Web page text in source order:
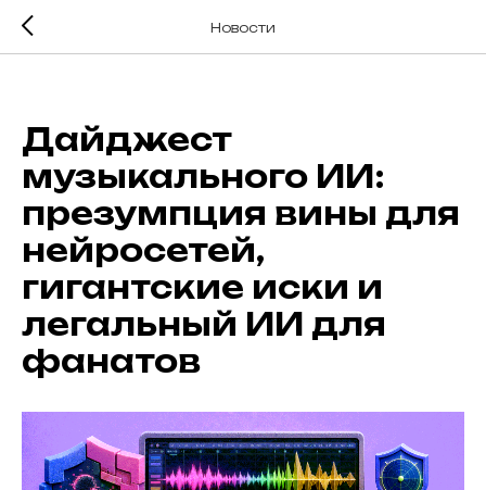
Новости
Дайджест
музыкального ИИ:
презумпция вины для
нейросетей,
гигантские иски и
легальный ИИ для
фанатов